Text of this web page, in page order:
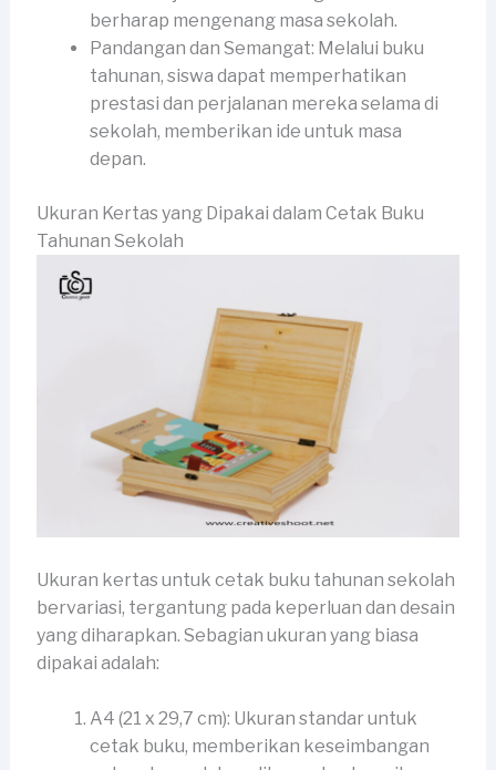
berharap mengenang masa sekolah.
Pandangan dan Semangat: Melalui buku
tahunan, siswa dapat memperhatikan
prestasi dan perjalanan mereka selama di
sekolah, memberikan ide untuk masa
depan.
Ukuran Kertas yang Dipakai dalam Cetak Buku
Tahunan Sekolah
Ukuran kertas untuk cetak buku tahunan sekolah
bervariasi, tergantung pada keperluan dan desain
yang diharapkan. Sebagian ukuran yang biasa
dipakai adalah:
A4 (21 x 29,7 cm): Ukuran standar untuk
cetak buku, memberikan keseimbangan